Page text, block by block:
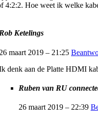
4:2:2. Hoe weet ik welke
Ketelings
26 maart 2019 – 21:25
denk aan de Platte HDMI
Ruben van RU
26 maart 2019 – 22:39